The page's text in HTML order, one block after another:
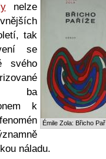
Émile Zola: Břicho
nelze
tak
se
svého
ba
k
náladu.